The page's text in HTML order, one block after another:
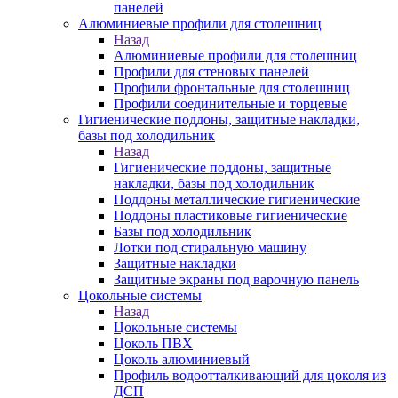
панелей
Алюминиевые профили для столешниц
Назад
Алюминиевые профили для столешниц
Профили для стеновых панелей
Профили фронтальные для столешниц
Профили соединительные и торцевые
Гигиенические поддоны, защитные накладки,
базы под холодильник
Назад
Гигиенические поддоны, защитные
накладки, базы под холодильник
Поддоны металлические гигиенические
Поддоны пластиковые гигиенические
Базы под холодильник
Лотки под стиральную машину
Защитные накладки
Защитные экраны под варочную панель
Цокольные системы
Назад
Цокольные системы
Цоколь ПВХ
Цоколь алюминиевый
Профиль водоотталкивающий для цоколя из
ДСП